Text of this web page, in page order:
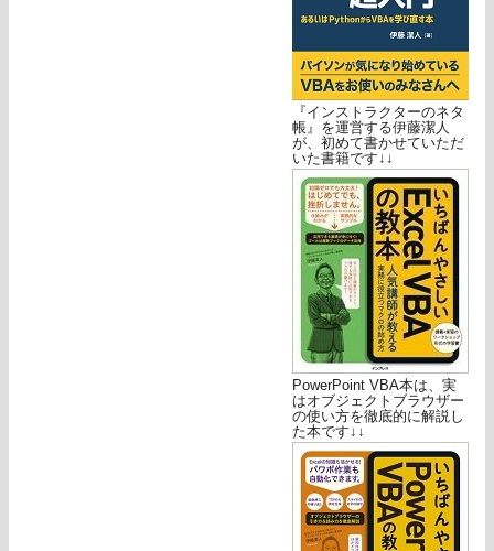
『インストラクターのネタ
帳』を運営する伊藤潔人
が、初めて書かせていただ
いた書籍です↓↓
PowerPoint VBA本は、実
はオブジェクトブラウザー
の使い方を徹底的に解説し
た本です↓↓